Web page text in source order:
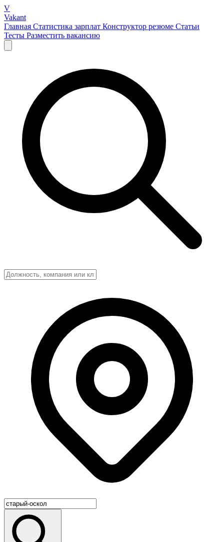
V
Vakant
Главная Статистика зарплат Конструктор резюме Статьи
Тесты Разместить вакансию